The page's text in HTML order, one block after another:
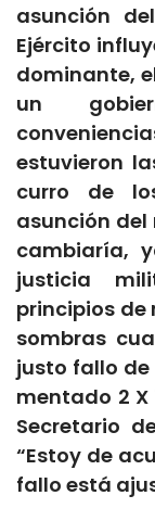
asunción
Ejército
dominante,
un
estuvieron
curro de
asunción del
cambiaría,
justicia
principios
sombras
justo fallo
mentado 2 X
Secretario
“Estoy de
fallo está